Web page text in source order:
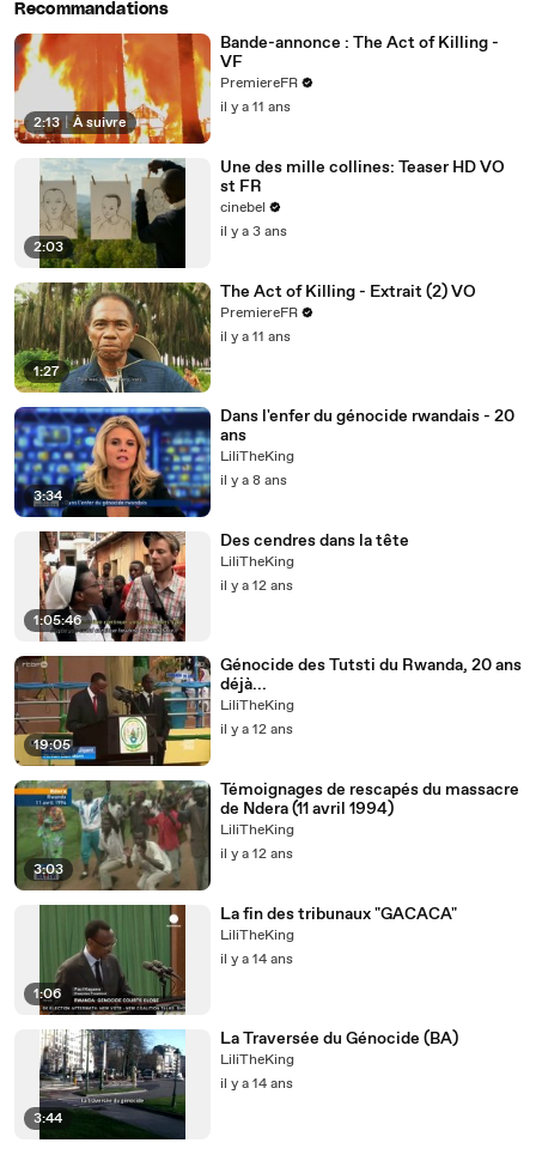
Recommandations
2:13 | À suivre
Bande-annonce : The Act of Killing -
VF
PremiereFR
il y a 11 ans
2:03
Une des mille collines: Teaser HD VO
st FR
cinebel
il y a 3 ans
1:27
The Act of Killing - Extrait (2) VO
PremiereFR
il y a 11 ans
3:34
Dans l'enfer du génocide rwandais - 20
ans
LiliTheKing
il y a 8 ans
1:05:46
Des cendres dans la tête
LiliTheKing
il y a 12 ans
19:05
Génocide des Tutsti du Rwanda, 20 ans
déjà...
LiliTheKing
il y a 12 ans
3:03
Témoignages de rescapés du massacre
de Ndera (11 avril 1994)
LiliTheKing
il y a 12 ans
1:06
La fin des tribunaux "GACACA"
LiliTheKing
il y a 14 ans
3:44
La Traversée du Génocide (BA)
LiliTheKing
il y a 14 ans